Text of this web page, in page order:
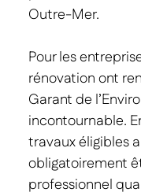
Outre-Mer.
Pour les
rénovation ont
Garant de
incontournable.
travaux éligibles
obligatoirement
professionnel